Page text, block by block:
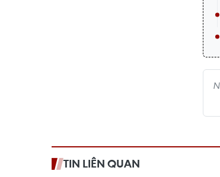
TIN LIÊN QUAN